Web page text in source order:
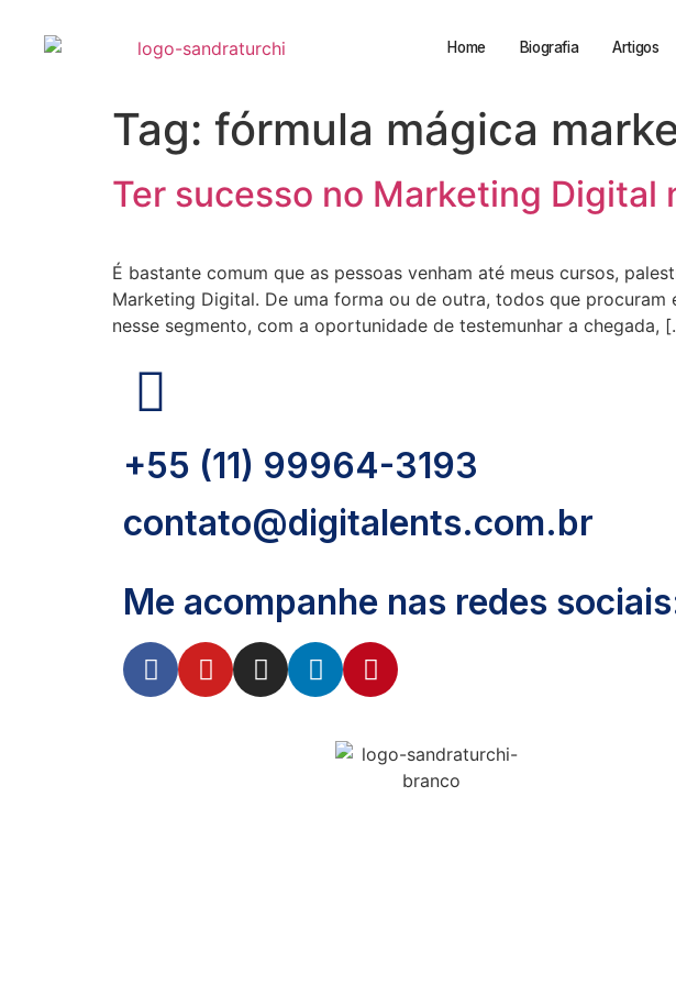
Home Biografia Artigos
Tag: fórmula mágica
Ter sucesso no Marketing Digital
É bastante comum que as pessoas venham até meus cursos,
Marketing Digital. De uma forma ou de outra, todos que
nesse segmento, com a oportunidade de testemunhar a chegada,
+55 (11) 99964-3193
contato@digitalents.com.br
Me acompanhe nas redes